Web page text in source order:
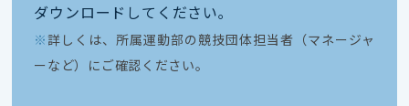
ダウンロードしてください｡
※ 詳しくは、所属運動部の競技団体担当者（マネージャ
ーなど）にご確認ください。